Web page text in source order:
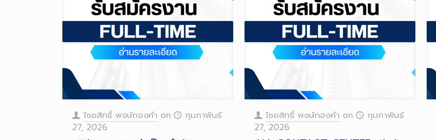
ไชยสิทธิ์ พงษ์ทองคำ on
กุมภาพันธ์
27, 2026
ไชยสิทธิ์ พงษ์ทองคำ on
กุมภาพันธ์
27, 2026